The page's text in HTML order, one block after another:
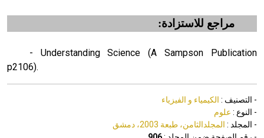
مراجع للاستزادة:
- Understanding Science (A Sampson Publication
p2106).
- التصنيف : الكيمياء و الفيزياء
- النوع : علوم
- المجلد : المجلدالثامن، طبعة 2003، دمشق